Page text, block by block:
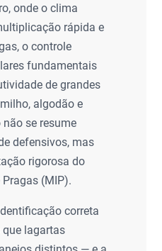
onde o clima
rápida e
o controle
fundamentais
de grandes
algodão e
se resume
defensivos, mas
rigorosa do
(MIP).
correta
lagartas